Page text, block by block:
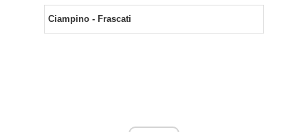
Ciampino - Frascati